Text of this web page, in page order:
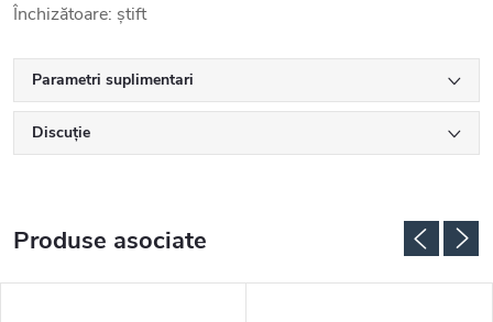
Închizătoare: știft
Parametri suplimentari
Discuţie
Produse asociate